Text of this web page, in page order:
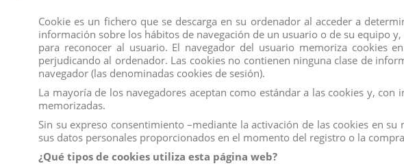
Los clientes que adquirieron este producto también compraron:
Cookie es un fichero que se descarga en su ordenador al acceder a
información sobre los hábitos de navegación de un usuario o de su equipo
para reconocer al usuario. El navegador del usuario memoriza cookies
perjudicando al ordenador. Las cookies no contienen ninguna clase de
navegador (las denominadas cookies de sesión).
La mayoría de los navegadores aceptan como estándar a las cookies y,
memorizadas.
Sin su expreso consentimiento –mediante la activación de las cookies en su
sus datos personales proporcionados en el momento del registro o la
¿Qué tipos de cookies utiliza esta página web?